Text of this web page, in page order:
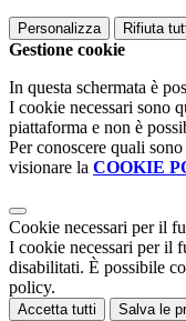
Personalizza Rifiuta
Gestione cookie
In questa schermata è
I cookie necessari sono
piattaforma e non è
Per conoscere quali
visionare la COOKIE
Cookie necessari per il
I cookie necessari per il
disabilitati. È possibile
policy.
Accetta tutti Salva le